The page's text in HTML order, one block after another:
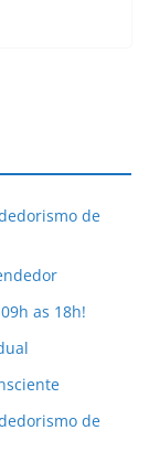
de
as 18h!
de